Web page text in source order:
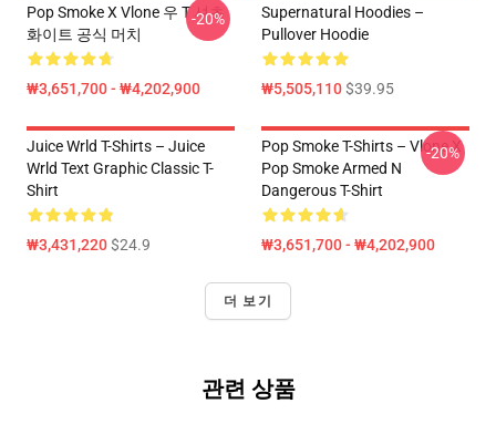
Pop Smoke X Vlone 우 T 셔츠
화이트 공식 머치
₩3,651,700 - ₩4,202,900
-20%
Supernatural Hoodies –
Pullover Hoodie
₩5,505,110$39.95
Juice Wrld T-Shirts – Juice
Wrld Text Graphic Classic T-
Shirt
₩3,431,220$24.9
Pop Smoke T-Shirts – Vlone X
Pop Smoke Armed N
Dangerous T-Shirt
₩3,651,700 - ₩4,202,900
-20%
더 보기
관련 상품